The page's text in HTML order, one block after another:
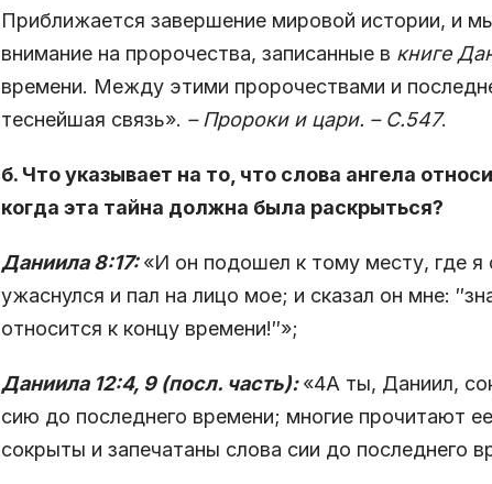
Приближается завершение мировой истории, и
внимание на пророчества, записанные в книге
времени. Между этими пророчествами и
теснейшая связь». – Пророки и цари. – С.547.
б. Что указывает на то, что слова ангела
когда эта тайна должна была раскрыться?
Даниила 8:17:«И он подошел к тому месту, где я
ужаснулся и пал на лицо мое; и сказал он мне:
относится к концу времени!″»;
Даниила 12:4, 9 (посл. часть):«4А ты, Даниил,
сию до последнего времени; многие прочитают
сокрыты и запечатаны слова сии до последнего